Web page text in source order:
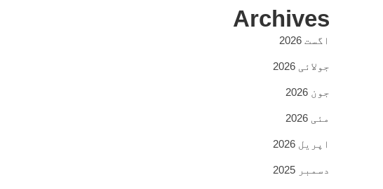
Archives
اگست 2026
جولائی 2026
جون 2026
مئی 2026
اپریل 2026
دسمبر 2025